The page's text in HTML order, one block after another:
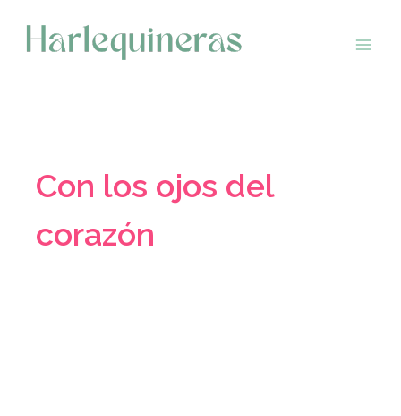
contenido
Con los ojos del
corazón